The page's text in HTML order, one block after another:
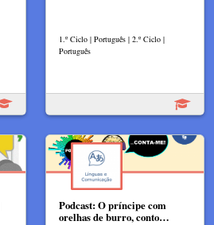
1.º Ciclo | Português | 2.º Ciclo |
Português
Podcast: O príncipe com
orelhas de burro, conto…